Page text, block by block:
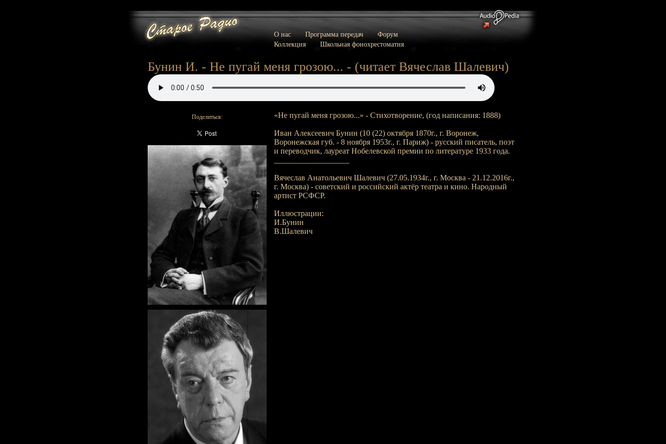
О нас Программа передач
Форум
Коллекция
Школьная фонохрестоматия
Бунин И. - Не пугай меня грозою... - (читает Вячеслав Шалевич)
Поделиться: «Не пугай меня грозою...» - Стихотворение, (год написания: 1888)
Иван Алексеевич Бунин (10 (22) октября 1870г., г. Воронеж,
Воронежская губ. - 8 ноября 1953г., г. Париж) - русский писатель, поэт
и переводчик, лауреат Нобелевской премии по литературе 1933 года.
Вячеслав Анатольевич Шалевич (27.05.1934г., г. Москва - 21.12.2016г.,
г. Москва) - советский и российский актёр театра и кино. Народный
артист РСФСР.
Иллюстрации:
И.Бунин
В.Шалевич